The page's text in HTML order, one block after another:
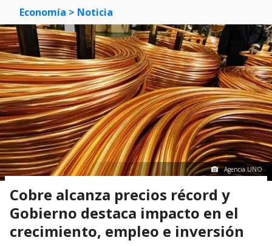
Economía > Noticia
Agencia UNO
Cobre alcanza precios récord y
Gobierno destaca impacto en el
crecimiento, empleo e inversión